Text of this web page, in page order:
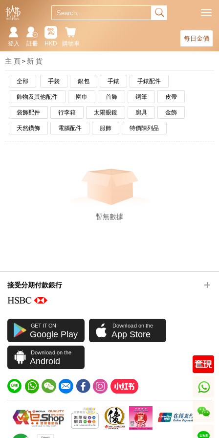
每日金價
購物車
繁
HKD
註冊
登入
主 頁 新 貨
全部 手袋 銀包 手錶 手錶配件
飾物及其他配件 圍巾 首飾 鋼筆 皮帶
袋飾配件 行李箱 太陽眼鏡 廚具 金飾
天然鑽飾 電腦配件 服飾 特價陳列品
暫無數據
接受分期付款銀行
GET IT ON
Google Play
Download on the
App Store
Download on the
Android
whatsapp